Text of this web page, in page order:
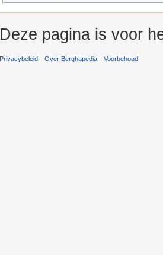
Deze pagina is voor
Privacybeleid Over Berghapedia Voorbehoud